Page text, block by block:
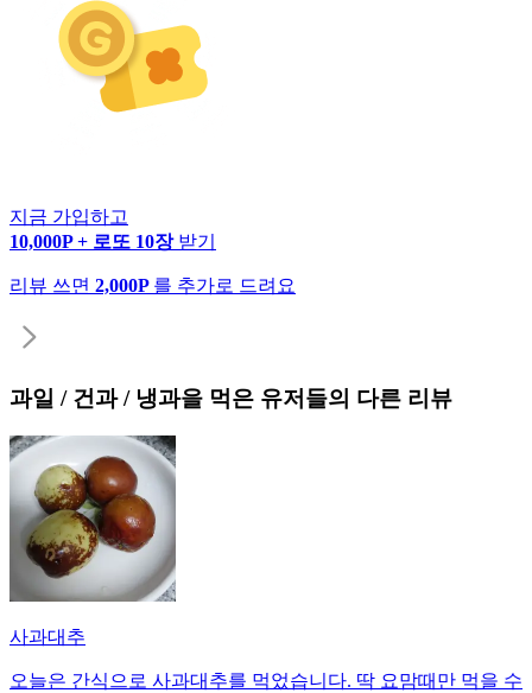
지금 가입하고
10,000P + 로또 10장 받기
리뷰 쓰면 2,000P 를 추가로 드려요
과일 / 건과 / 냉과을 먹은 유저들의 다른 리뷰
사과대추
오늘은 간식으로 사과대추를 먹었습니다. 딱 요맘때만 먹을 수